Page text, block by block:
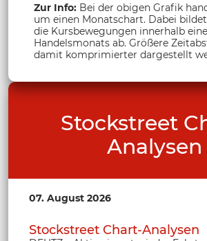
Zur Info: Bei der obigen Grafik
um einen Monatschart. Dabei
die Kursbewegungen innerhalb
Handelsmonats ab. Größere
damit komprimierter dargestellt
Stockstreet
Analysen
07. August 2026
Stockstreet Chart-Analysen